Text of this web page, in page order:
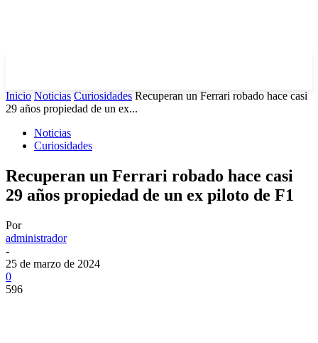
Inicio Noticias Curiosidades Recuperan un Ferrari robado hace casi
29 años propiedad de un ex...
Noticias
Curiosidades
Recuperan un Ferrari robado hace casi
29 años propiedad de un ex piloto de F1
Por
administrador
-
25 de marzo de 2024
0
596